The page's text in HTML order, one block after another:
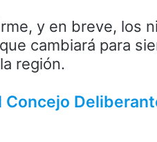
y en breve, los
cambiará para
región.
Concejo